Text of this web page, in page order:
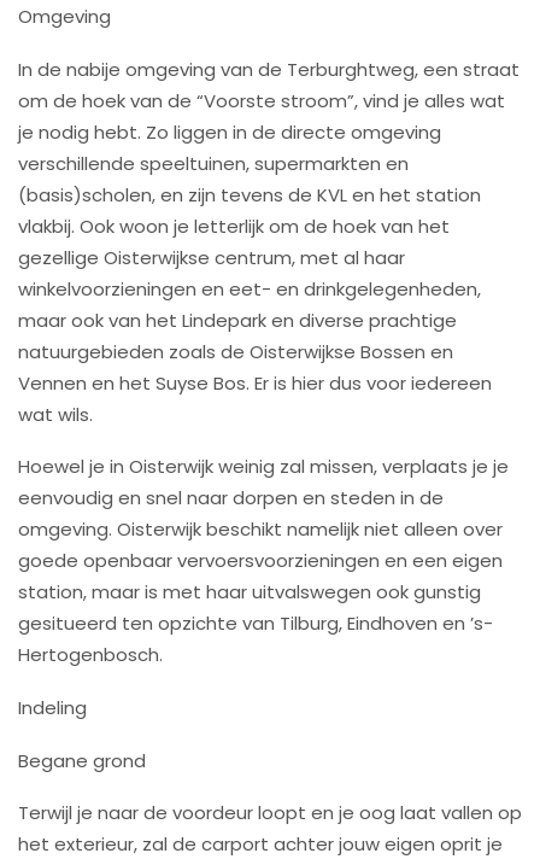
Omgeving
In de nabije omgeving van de Terburghtweg, een straat
om de hoek van de “Voorste stroom”, vind je alles wat
je nodig hebt. Zo liggen in de directe omgeving
verschillende speeltuinen, supermarkten en
(basis)scholen, en zijn tevens de KVL en het station
vlakbij. Ook woon je letterlijk om de hoek van het
gezellige Oisterwijkse centrum, met al haar
winkelvoorzieningen en eet- en drinkgelegenheden,
maar ook van het Lindepark en diverse prachtige
natuurgebieden zoals de Oisterwijkse Bossen en
Vennen en het Suyse Bos. Er is hier dus voor iedereen
wat wils.
Hoewel je in Oisterwijk weinig zal missen, verplaats je je
eenvoudig en snel naar dorpen en steden in de
omgeving. Oisterwijk beschikt namelijk niet alleen over
goede openbaar vervoersvoorzieningen en een eigen
station, maar is met haar uitvalswegen ook gunstig
gesitueerd ten opzichte van Tilburg, Eindhoven en ’s-
Hertogenbosch.
Indeling
Begane grond
Terwijl je naar de voordeur loopt en je oog laat vallen op
het exterieur, zal de carport achter jouw eigen oprit je